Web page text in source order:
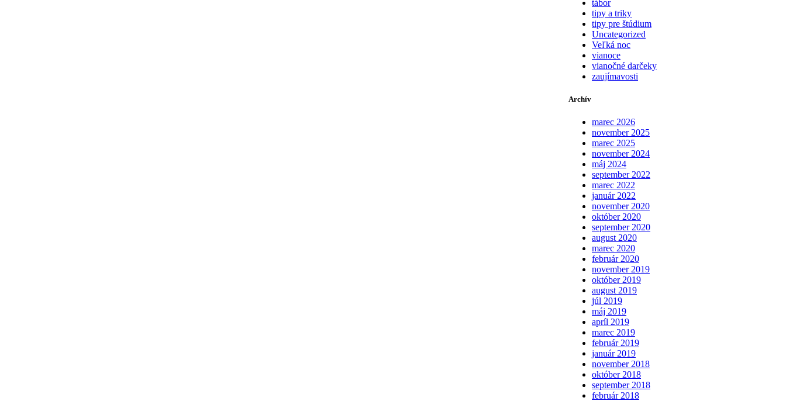
tábor
tipy a triky
tipy pre štúdium
Uncategorized
Veľká noc
vianoce
vianočné darčeky
zaujímavosti
Archív
marec 2026
november 2025
marec 2025
november 2024
máj 2024
september 2022
marec 2022
január 2022
november 2020
október 2020
september 2020
august 2020
marec 2020
február 2020
november 2019
október 2019
august 2019
júl 2019
máj 2019
apríl 2019
marec 2019
február 2019
január 2019
november 2018
október 2018
september 2018
február 2018